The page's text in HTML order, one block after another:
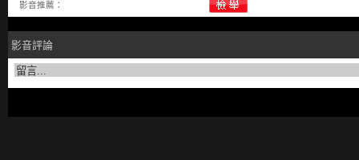
影音推薦：
影音評論